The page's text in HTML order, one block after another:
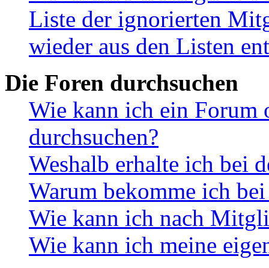
Liste der ignorierten
wieder aus den Listen
Die Foren durchsuchen
Wie kann ich ein Forum
durchsuchen?
Weshalb erhalte ich bei
Warum bekomme ich
Wie kann ich nach
Wie kann ich meine